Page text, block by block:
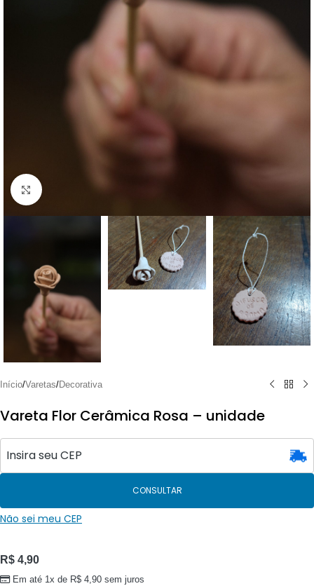
Clique para ampliar
Início/Varetas/Decorativa
Vareta Flor Cerâmica Rosa – unidade
CONSULTAR
Não sei meu CEP
R$ 4,90
Em até 1x de R$ 4,90 sem juros